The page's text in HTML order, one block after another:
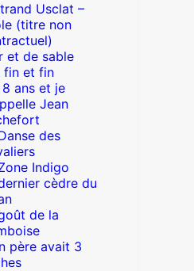
Usclat –
(titre non
et de sable
fin et fin
8 ans et je
Jean
des
Indigo
cèdre du
de la
père avait 3